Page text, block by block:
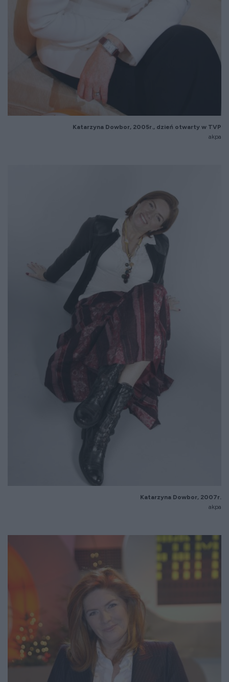
Katarzyna Dowbor, 2005r., dzień otwarty w TVP
akpa
Katarzyna Dowbor, 2007r.
akpa